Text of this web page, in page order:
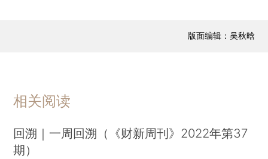
版面编辑：吴秋晗
相关阅读
回溯｜一周回溯（《财新周刊》2022年第37
期）